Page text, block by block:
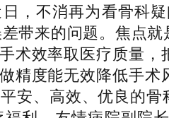
，不消再为看骨科
带来的问题。焦点
术效率取医疗质量
精度能无效降低手
安、高效、优良的